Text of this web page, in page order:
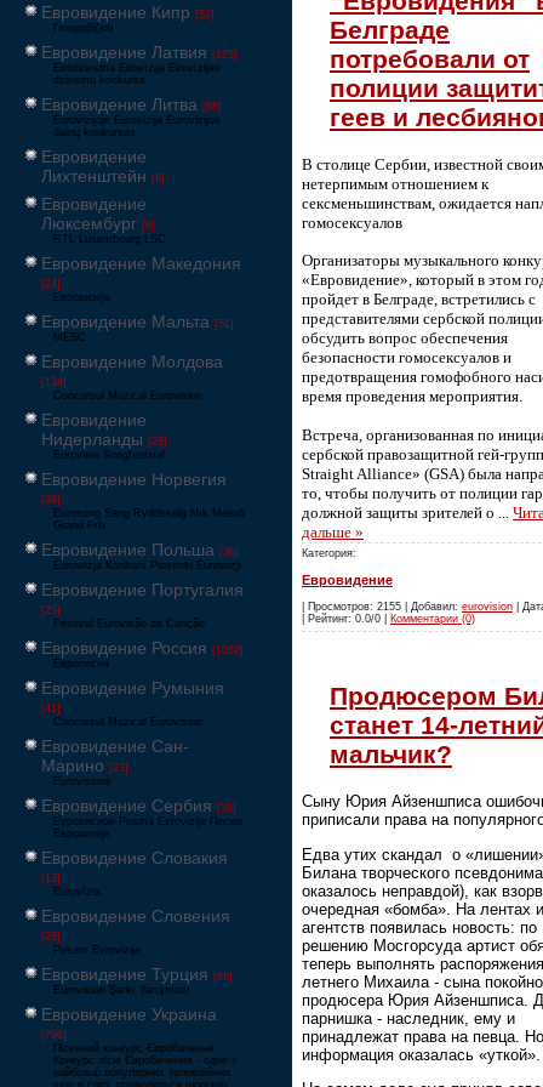
Евровидение Кипр [52]
Γιουροβίζιον
Евровидение Латвия [125]
Eirodziesma Eirovīzija Eirovīzijas
dziesmu konkurss
Евровидение Литва [65]
Eurovizijoje Eurovizija Eurovizijos
dainų konkursas
Евровидение
Лихтенштейн [6]
Евровидение
Люксембург [6]
RTL Luxembourg LSC
Евровидение Македония
[24]
Евровизија
Евровидение Мальта [51]
MESC
Евровидение Молдова
[134]
Concursul Muzical Eurovision
Евровидение
Нидерланды [26]
Eurovisie Songfestival
Евровидение Норвегия
[39]
Eurosong Sang Ryddesalg Nrk Melodi
Grand Prix
Евровидение Польша [36]
Eurowizja Konkurs Piosenki Eurowizji
Евровидение Португалия
[25]
Festival Eurovisão da Canção
Евровидение Россия [1062]
Европесня
Евровидение Румыния
[41]
Concursul Muzical Eurovision
Евровидение Сан-
Марино [23]
Eurovisione
Евровидение Сербия [39]
Еуровисион Pesma Evrovizije Песма
Евровизије
Евровидение Словакия
[13]
Eurovízia
Евровидение Словения
[26]
Pesem Evrovizije
Евровидение Турция [66]
Eurovision Şarkı Yarışması
Евровидение Украина
[796]
Пісенний конкурс Євробачення
Конкурс пісні Євробачення - одне з
найбільш популярних телевізійних
шоу в світі, проводиться щорічно,
Белграде
потребовали от
полиции
геев и
В столице Сербии, известной
нетерпимым отношением к
сексменьшинствам, ожидается
гомосексуалов
Организаторы музыкального
«Евровидение», который в этом
пройдет в Белграде, встретились с
представителями сербской
обсудить вопрос обеспечения
безопасности гомосексуалов и
предотвращения гомофобного
время проведения мероприятия.
Встреча, организованная по
сербской правозащитной гей-
StraightAlliance» (GSA) была
то, чтобы получить от полиции
должной защиты зрителей о ...
дальше »
Категория:
Евровидение
| Просмотров: 2155 | Добавил: eurovision |
| Рейтинг: 0.0/0 | Комментарии (0)
Продюсером
станет 14-
мальчик?
Сыну Юрия Айзеншписа
приписали права на
Едва утих скандал о
Билана творческого
оказалось неправдой), как
очередная «бомба». На лентах
агентств появилась новость: по
решению Мосгорсуда артист
теперь выполнять
летнего Михаила - сына
продюсера Юрия Айзеншписа.
парнишка - наследник, ему и
принадлежат права на певца. Но
информация оказалась «уткой».